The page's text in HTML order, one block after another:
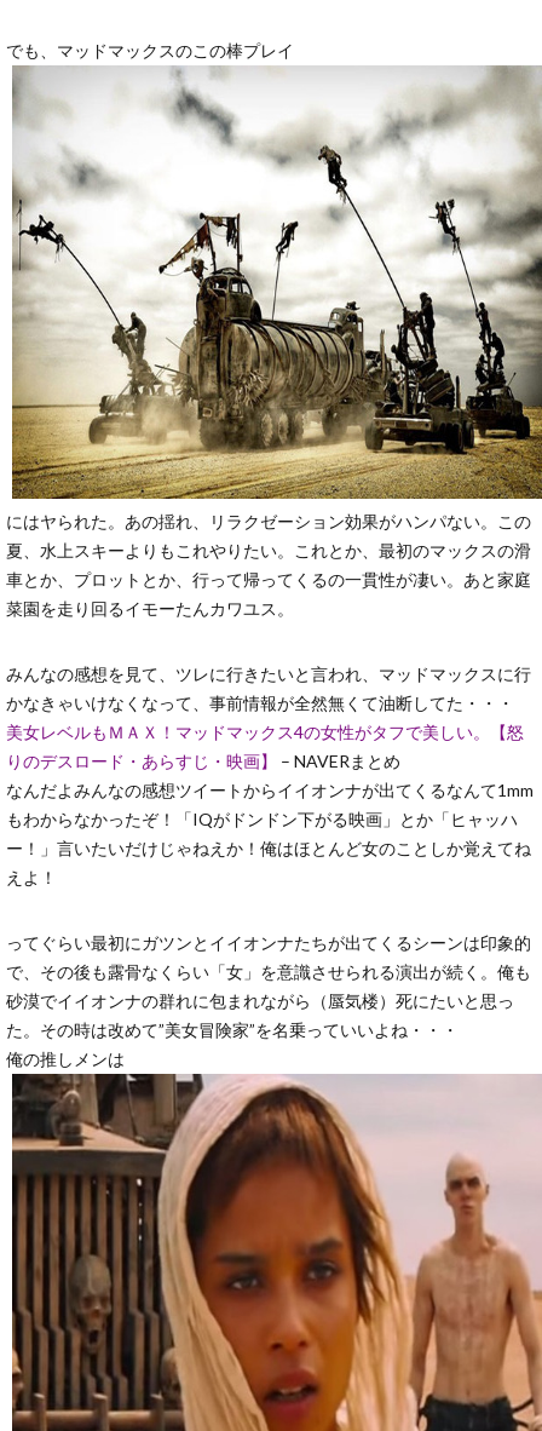
でも、マッドマックスのこの棒プレイ
にはヤられた。あの揺れ、リラクゼーション効果がハンパない。この
夏、水上スキーよりもこれやりたい。これとか、最初のマックスの滑
車とか、プロットとか、行って帰ってくるの一貫性が凄い。あと家庭
菜園を走り回るイモーたんカワユス。
みんなの感想を見て、ツレに行きたいと言われ、マッドマックスに行
かなきゃいけなくなって、事前情報が全然無くて油断してた・・・
美女レベルもＭＡＸ！マッドマックス4の女性がタフで美しい。【怒
りのデスロード・あらすじ・映画】
– NAVERまとめ
なんだよみんなの感想ツイートからイイオンナが出てくるなんて1mm
もわからなかったぞ！「IQがドンドン下がる映画」とか「ヒャッハ
ー！」言いたいだけじゃねえか！俺はほとんど女のことしか覚えてね
えよ！
ってぐらい最初にガツンとイイオンナたちが出てくるシーンは印象的
で、その後も露骨なくらい「女」を意識させられる演出が続く。俺も
砂漠でイイオンナの群れに包まれながら（蜃気楼）死にたいと思っ
た。その時は改めて”美女冒険家”を名乗っていいよね・・・
俺の推しメンは